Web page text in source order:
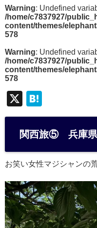
Warning: Undefined
/home/c7837927/
content/themes/
578
Warning: Undefined
/home/c7837927/
content/themes/
578
X
at
e
a
関西旅⑤ 兵庫県
お笑い女性マジシャンの